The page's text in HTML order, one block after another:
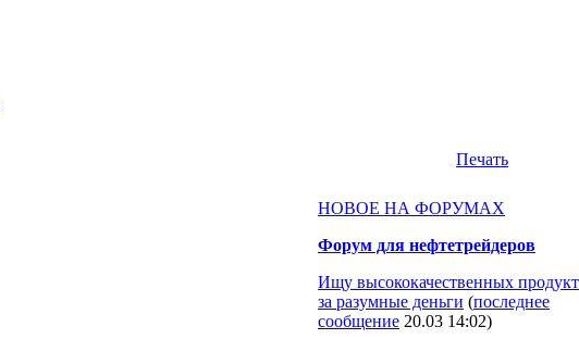
Печать
НОВОЕ НА ФОРУМАХ
Форум для нефтетрейдеров
Ищу высококачественных продукт
за разумные деньги (последнее
сообщение 20.03 14:02)